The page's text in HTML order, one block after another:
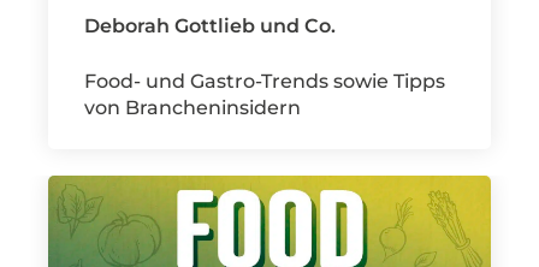
Deborah Gottlieb und Co.
Food- und Gastro-Trends sowie Tipps
von Brancheninsidern